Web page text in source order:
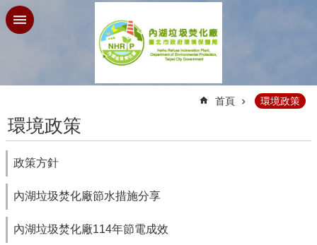
跳到主要內容區塊
首頁 環境政策
環境政策
政策方針
內湖垃圾焚化廠節水措施分享
內湖垃圾焚化廠114年節電成效